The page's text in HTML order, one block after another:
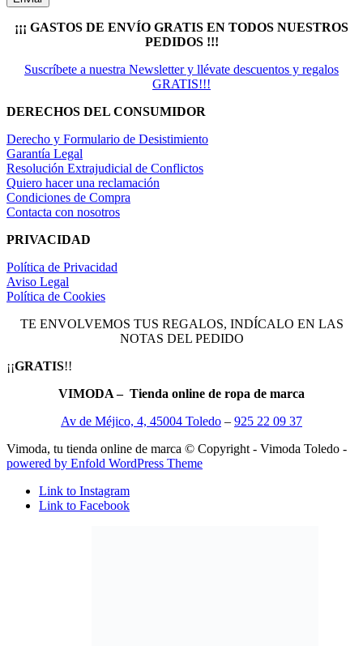
¡¡¡ GASTOS DE ENVÍO GRATIS EN TODOS NUESTROS
PEDIDOS !!!
Suscríbete a nuestra Newsletter y llévate descuentos y regalos
GRATIS!!!
DERECHOS DEL CONSUMIDOR
Derecho y Formulario de Desistimiento
Garantía Legal
Resolución Extrajudicial de Conflictos
Quiero hacer una reclamación
Condiciones de Compra
Contacta con nosotros
PRIVACIDAD
Política de Privacidad
Aviso Legal
Política de Cookies
TE ENVOLVEMOS TUS REGALOS, INDÍCALO EN LAS
NOTAS DEL PEDIDO
¡¡GRATIS!!
VIMODA – Tienda online de ropa de marca
Av de Méjico, 4, 45004 Toledo – 925 22 09 37
Vimoda, tu tienda online de marca © Copyright - Vimoda Toledo -
powered by Enfold WordPress Theme
Link to Instagram
Link to Facebook